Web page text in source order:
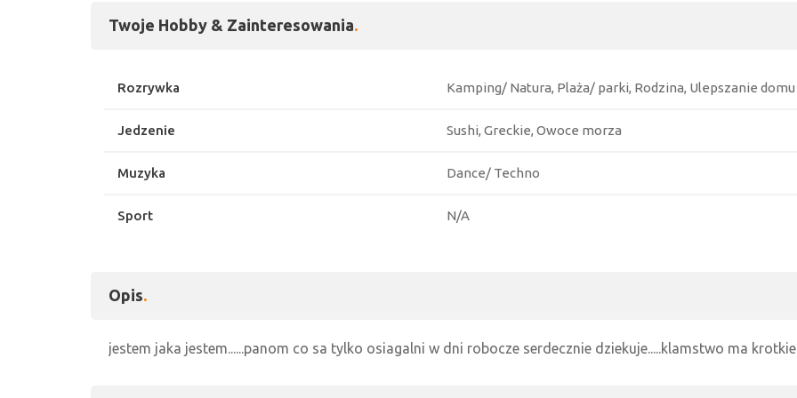
Twoje Hobby & Zainteresowania
Rozrywka Kamping/ Natura, Plaża/ parki, Rodzina, Ulepszanie domu
Jedzenie Sushi, Greckie, Owoce morza
Muzyka Dance/ Techno
Sport N/A
Opis
jestem jaka jestem......panom co sa tylko osiagalni w dni robocze serdecznie dziekuje.....klamstwo ma